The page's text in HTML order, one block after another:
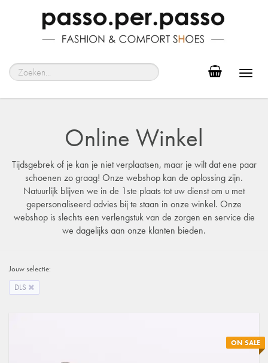
Online Winkel
Tijdsgebrek of je kan je niet verplaatsen, maar je wilt dat ene paar
schoenen zo graag! Onze webshop kan de oplossing zijn.
Natuurlijk blijven we in de 1ste plaats tot uw dienst om u met
gepersonaliseerd advies bij te staan in onze winkel. Onze
webshop is slechts een verlengstuk van de zorgen en service die
we dagelijks aan onze klanten bieden.
Jouw selectie:
DLS
ON SALE